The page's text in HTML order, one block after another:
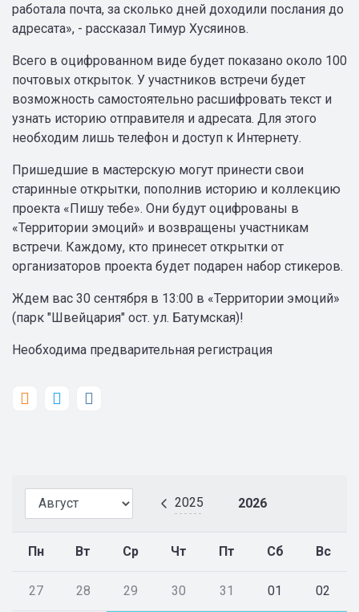
2025 2026
Пн Вт Ср Чт Пт Сб Вс
27 28 29 30 31 01 02
работала почта, за сколько дней доходили послания до
адресата», - рассказал Тимур Хусяинов.
Всего в оцифрованном виде будет показано около 100
почтовых открыток. У участников встречи будет
возможность самостоятельно расшифровать текст и
узнать историю отправителя и адресата. Для этого
необходим лишь телефон и доступ к Интернету.
Пришедшие в мастерскую могут принести свои
старинные открытки, пополнив историю и коллекцию
проекта «Пишу тебе». Они будут оцифрованы в
«Территории эмоций» и возвращены участникам
встречи. Каждому, кто принесет открытки от
организаторов проекта будет подарен набор стикеров.
Ждем вас 30 сентября в 13:00 в «Территории эмоций»
(парк "Швейцария" ост. ул. Батумская)!
Необходима предварительная регистрация